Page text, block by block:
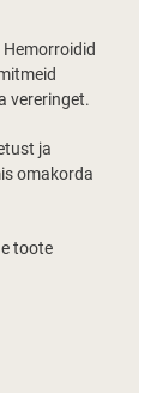
vereringet.
ja
omakorda
toote